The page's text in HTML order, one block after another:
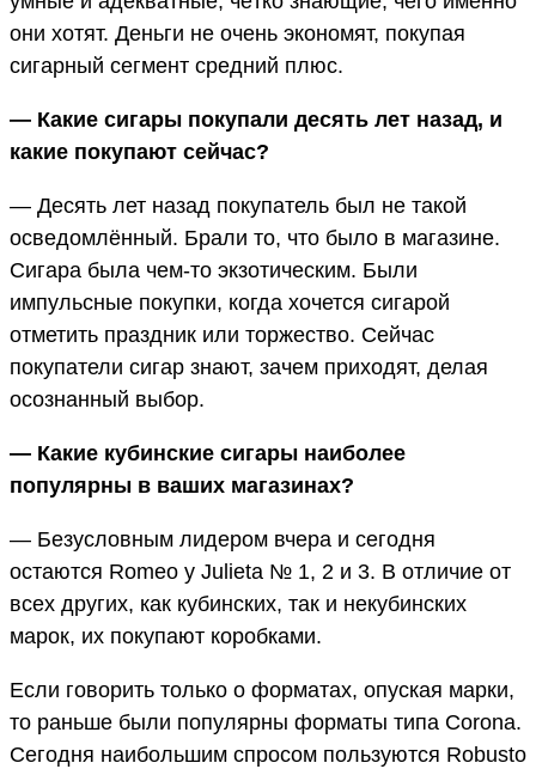
они хотят. Деньги не очень экономят, покупая
сигарный сегмент средний плюс.
— Какие сигары покупали десять лет назад, и
какие покупают сейчас?
— Десять лет назад покупатель был не такой
осведомлённый. Брали то, что было в магазине.
Сигара была чем-то экзотическим. Были
импульсные покупки, когда хочется сигарой
отметить праздник или торжество. Сейчас
покупатели сигар знают, зачем приходят, делая
осознанный выбор.
— Какие кубинские сигары наиболее
популярны в ваших магазинах?
— Безусловным лидером вчера и сегодня
остаются Romeo y Julieta № 1, 2 и 3. В отличие от
всех других, как кубинских, так и некубинских
марок, их покупают коробками.
Если говорить только о форматах, опуская марки,
то раньше были популярны форматы типа Corona.
Сегодня наибольшим спросом пользуются Robusto